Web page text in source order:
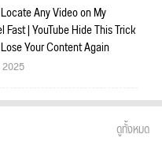
Any Video on My
Fast | YouTube Hide This Trick
Your Content Again
2025
ดูทั้งหมด